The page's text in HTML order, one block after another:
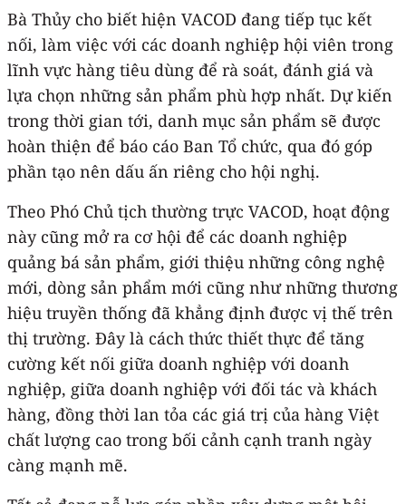
Bà Thủy cho biết hiện VACOD đang tiếp tục kết
nối, làm việc với các doanh nghiệp hội viên trong
lĩnh vực hàng tiêu dùng để rà soát, đánh giá và
lựa chọn những sản phẩm phù hợp nhất. Dự kiến
trong thời gian tới, danh mục sản phẩm sẽ được
hoàn thiện để báo cáo Ban Tổ chức, qua đó góp
phần tạo nên dấu ấn riêng cho hội nghị.
Theo Phó Chủ tịch thường trực VACOD, hoạt động
này cũng mở ra cơ hội để các doanh nghiệp
quảng bá sản phẩm, giới thiệu những công nghệ
mới, dòng sản phẩm mới cũng như những thương
hiệu truyền thống đã khẳng định được vị thế trên
thị trường. Đây là cách thức thiết thực để tăng
cường kết nối giữa doanh nghiệp với doanh
nghiệp, giữa doanh nghiệp với đối tác và khách
hàng, đồng thời lan tỏa các giá trị của hàng Việt
chất lượng cao trong bối cảnh cạnh tranh ngày
càng mạnh mẽ.